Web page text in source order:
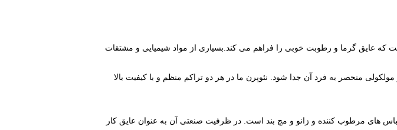
که عایق گرما و رطوبت خوبی را فراهم می کند.بسیاری از مواد شیمیایی و مشتقات
منحصر به فرد آن جدا شود. نئوپرن ما در هر دو تراکم منظم و با کیفیت بالا
های مرطوب کننده و زانو و مچ بند است. در ظرفیت صنعتی آن به عنوان عایق کار